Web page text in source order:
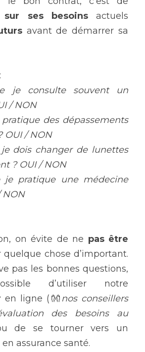
sur ses besoins actuels
avant de démarrer sa
je consulte souvent un
/ NON
pratique des dépassements
OUI / NON
je dois changer de lunettes
? OUI / NON
je pratique une médecine
NON
on évite de ne pas être
quelque chose d’important.
pas les bonnes questions,
en ligne (👐 nos conseillers
des besoins au
de se tourner vers un
assurance santé.